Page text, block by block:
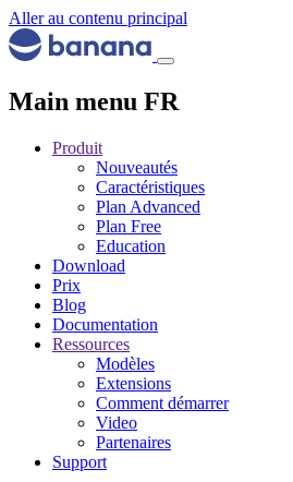
Aller au contenu principal
Main menu FR
Produit
Nouveautés
Caractéristiques
Plan Advanced
Plan Free
Education
Download
Prix
Blog
Documentation
Ressources
Modèles
Extensions
Comment démarrer
Video
Partenaires
Support